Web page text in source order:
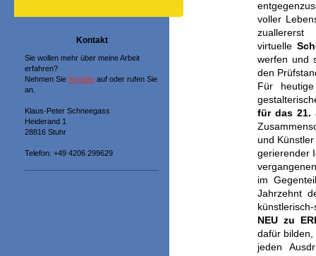
voller
virtuelle
werfen und
den
Für
für das 21.
und
gerierender
im
Jahrzehnt
NEU zu
dafür
jeden
Kontakt
Sie wollen mehr über meine Arbeit
erfahren?
Nehmen Sie Kontakt auf oder rufen Sie
an.
Klaus-Peter Schneegass
Heiderand 1
28816 Stuhr
Telefon: +49 4206 299629